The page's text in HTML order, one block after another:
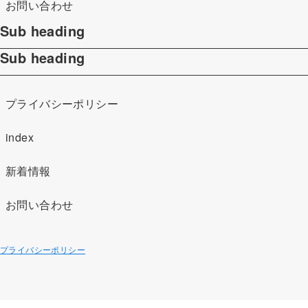
お問い合わせ
Sub heading
Sub heading
プライバシーポリシー
index
新着情報
お問い合わせ
プライバシーポリシー